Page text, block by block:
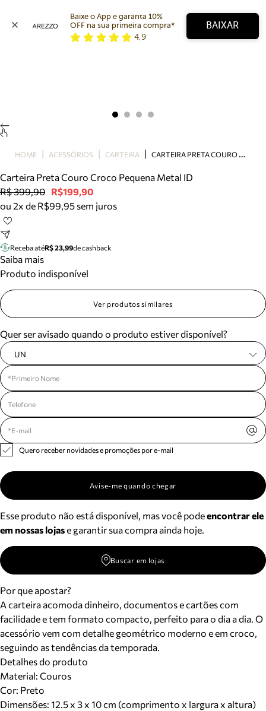
Bolsa
Tamanco
Tênis
Mule
Tire dúvidas sobre pedidos, devoluções e mais.
Meus pedidos
Acompanhe seus pedidos e solicite devoluções.
Baixe o App e garanta 10%
OFF na sua primeira compra*
4,9
BAIXAR
HOME ACESSÓRIOS CARTEIRA C
ARTEIRA PRETA COURO CROCO PEQUENA METAL ID
Carteira Preta Couro Croco Pequena Metal ID
R$ 399,90 R$199,90
ou 2x de R$99,95 sem juros
Receba atéR$ 23,99de cashback
Saiba mais
Produto indisponível
Ver produtos similares
Quer ser avisado quando o produto estiver disponível?
UN
Quero receber novidades e promoções por e-mail
Avise-me quando chegar
Esse produto não está disponível, mas você podeencontrar ele
em nossas lojase garantir sua compra ainda hoje.
Buscar em lojas
Por que apostar?
A carteira acomoda dinheiro, documentos e cartões com
facilidade e tem formato compacto, perfeito para o dia a dia. O
acessório vem com detalhe geométrico moderno e em croco,
seguindo as tendências da temporada.
Detalhes do produto
Material: Couros
Cor: Preto
Dimensões: 12.5 x 3 x 10 cm (comprimento x largura x altura)